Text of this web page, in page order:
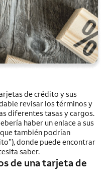
de crédito y sus
revisar los términos y
diferentes tasas y cargos.
haber un enlace a sus
también podrían
donde puede encontrar
saber.
de una tarjeta de